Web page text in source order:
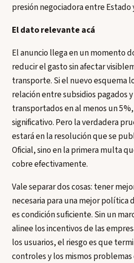
presión negociadora entre Estado
El dato relevante acá
El anuncio llega en un momento
reducir el gasto sin afectar
transporte. Si el nuevo esquema
relación entre subsidios pagados
transportados en al menos un
significativo. Pero la verdadera
estará en la resolución que se
Oficial, sino en la primera multa
cobre efectivamente.
Vale separar dos cosas: tener
necesaria para una mejor política
es condición suficiente. Sin un
alinee los incentivos de las
los usuarios, el riesgo es que
controles y los mismos problemas